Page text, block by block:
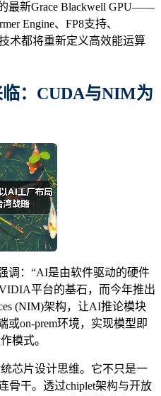
最新Grace Blackwell GPU——
Engine、FP8支持、
术都将重新定义高效能运算
：CUDA与NIM为
调：“AI是由软件驱动的硬件
平台的基石，而今年推出
(NIM)架构，让AI推论模块
或on-prem环境，实现模型即
模式。
芯片设计思维。它不只是一
骨干。透过chiplet架构与开放